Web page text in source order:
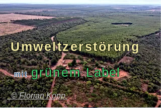
Umweltzerstörung
mitgrünemLabel
© Florian Kopp